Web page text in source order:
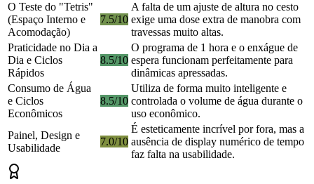
O Teste do "Tetris"
(Espaço Interno e
Acomodação)
7.5/10
A falta de um ajuste de altura no cesto
exige uma dose extra de manobra com
travessas muito altas.
Praticidade no Dia a
Dia e Ciclos
Rápidos
8.5/10
O programa de 1 hora e o enxágue de
espera funcionam perfeitamente para
dinâmicas apressadas.
Consumo de Água
e Ciclos
Econômicos
8.5/10
Utiliza de forma muito inteligente e
controlada o volume de água durante o
uso econômico.
Painel, Design e
Usabilidade
7.0/10
É esteticamente incrível por fora, mas a
ausência de display numérico de tempo
faz falta na usabilidade.